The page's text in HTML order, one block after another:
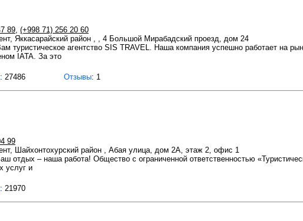
89, (+998 71) 256 20 60
Яккасарайский район , , 4 Большой Мирабадский проезд, дом 24
туристическое агентство SIS TRAVEL. Наша компания успешно работает на
IATA. За это
: 27486 Отзывы: 1
99
Шайхонтохурский район , Абая улица, дом 2А, этаж 2, офис 1
отдых – наша работа! Общество с ограниченной ответственностью
услуг и
: 21970